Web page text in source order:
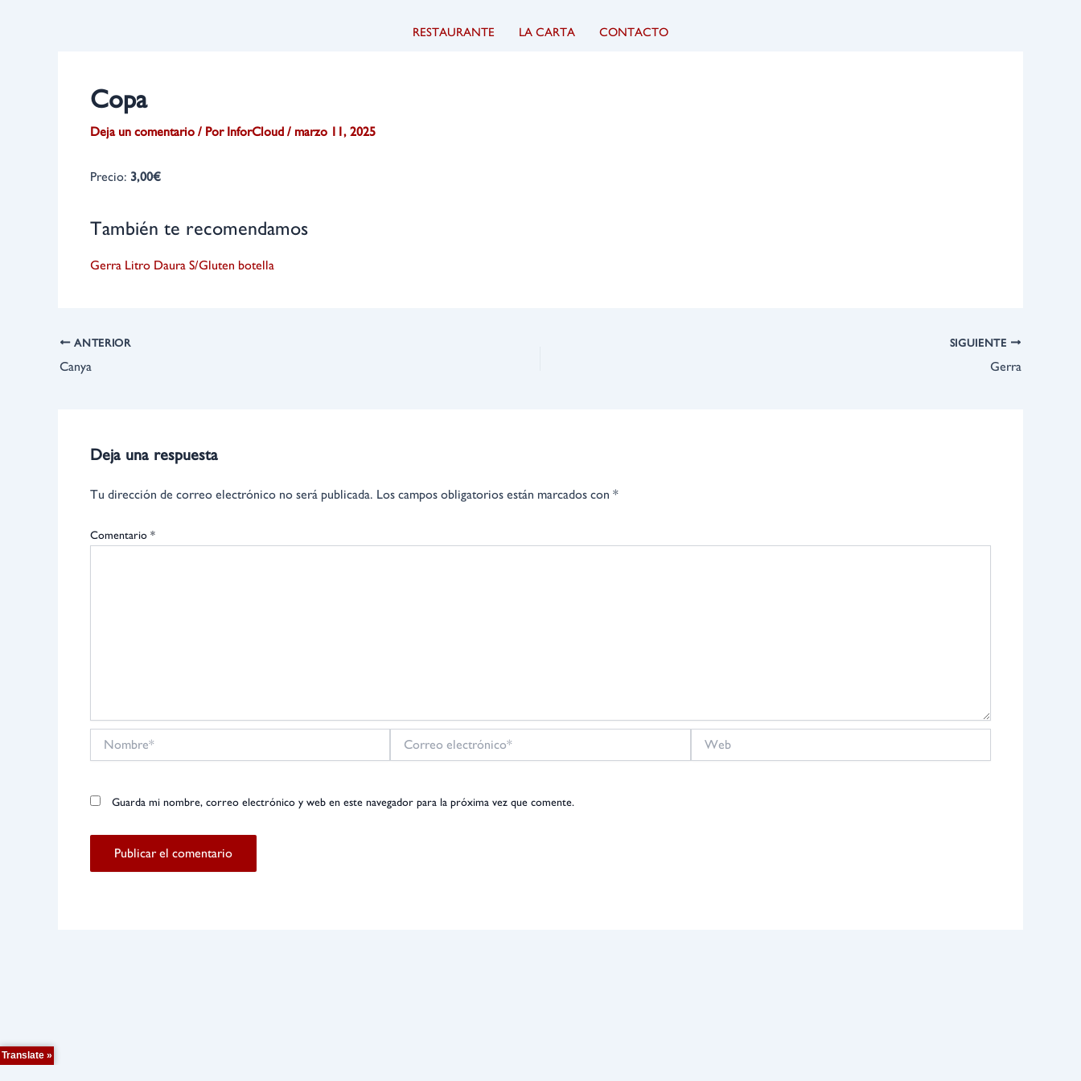
RESTAURANTE LA CARTA CONTACTO
Copa
Deja un comentario / Por InforCloud / marzo 11, 2025
Precio: 3,00€
También te recomendamos
Gerra Litro Daura S/Gluten botella
ANTERIOR
Canya
SIGUIENTE
Gerra
Deja una respuesta
Tu dirección de correo electrónico no será publicada. Los campos obligatorios están marcados con *
Comentario *
electrónico*
Guarda mi nombre, correo electrónico y web en este navegador para la próxima vez que comente.
Translate »